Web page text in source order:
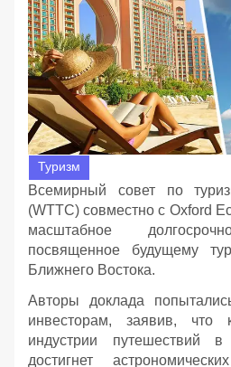
Туризм
Всемирный совет по
(WTTC) совместно с Oxford
масштабное
посвященное будущему
Ближнего Востока.
Авторы доклада
инвесторам, заявив,
индустрии путешествий в
достигнет